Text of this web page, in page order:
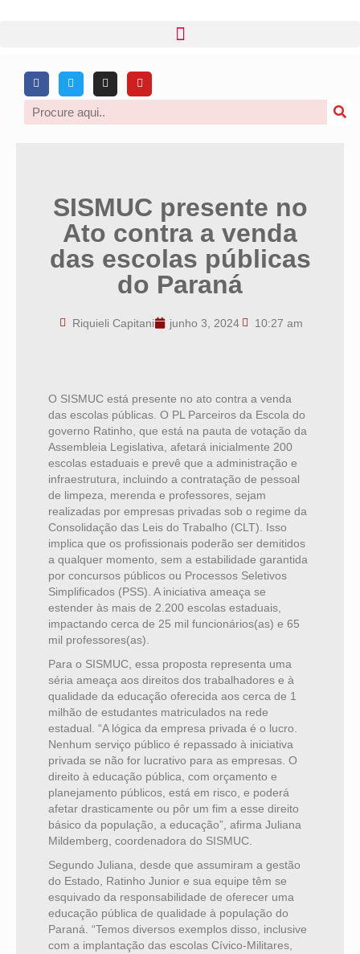
SISMUC presente no
Ato contra a venda
das escolas públicas
do Paraná
Riquieli Capitani junho 3, 2024 10:27 am
O SISMUC está presente no ato contra a venda
das escolas públicas. O PL Parceiros da Escola do
governo Ratinho, que está na pauta de votação da
Assembleia Legislativa, afetará inicialmente 200
escolas estaduais e prevê que a administração e
infraestrutura, incluindo a contratação de pessoal
de limpeza, merenda e professores, sejam
realizadas por empresas privadas sob o regime da
Consolidação das Leis do Trabalho (CLT). Isso
implica que os profissionais poderão ser demitidos
a qualquer momento, sem a estabilidade garantida
por concursos públicos ou Processos Seletivos
Simplificados (PSS). A iniciativa ameaça se
estender às mais de 2.200 escolas estaduais,
impactando cerca de 25 mil funcionários(as) e 65
mil professores(as).
Para o SISMUC, essa proposta representa uma
séria ameaça aos direitos dos trabalhadores e à
qualidade da educação oferecida aos cerca de 1
milhão de estudantes matriculados na rede
estadual. “A lógica da empresa privada é o lucro.
Nenhum serviço público é repassado à iniciativa
privada se não for lucrativo para as empresas. O
direito à educação pública, com orçamento e
planejamento públicos, está em risco, e poderá
afetar drasticamente ou pôr um fim a esse direito
básico da população, a educação”, afirma Juliana
Mildemberg, coordenadora do SISMUC.
Segundo Juliana, desde que assumiram a gestão
do Estado, Ratinho Junior e sua equipe têm se
esquivado da responsabilidade de oferecer uma
educação pública de qualidade à população do
Paraná. “Temos diversos exemplos disso, inclusive
com a implantação das escolas Cívico-Militares,